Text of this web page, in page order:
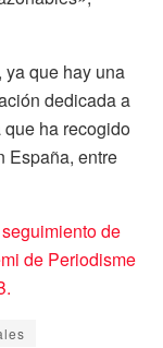
que hay una
dedicada a
ha recogido
España, entre
de
de Periodisme